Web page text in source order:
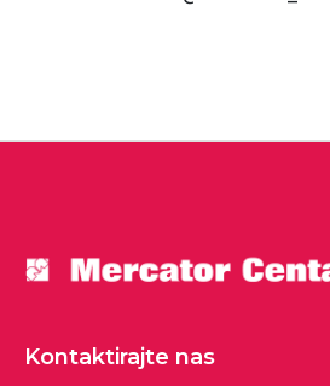
Kontaktirajte nas